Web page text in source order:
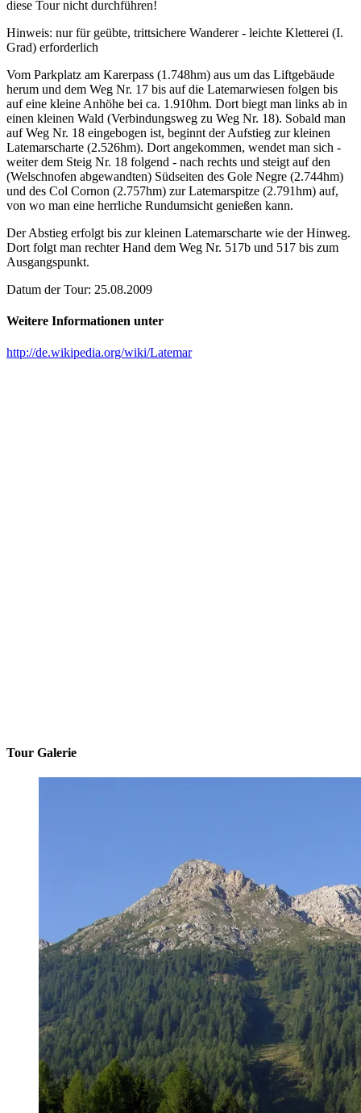
diese Tour nicht durchführen!
Hinweis: nur für geübte, trittsichere Wanderer - leichte Kletterei (I.
Grad) erforderlich
Vom Parkplatz am Karerpass (1.748hm) aus um das Liftgebäude
herum und dem Weg Nr. 17 bis auf die Latemarwiesen folgen bis
auf eine kleine Anhöhe bei ca. 1.910hm. Dort biegt man links ab in
einen kleinen Wald (Verbindungsweg zu Weg Nr. 18). Sobald man
auf Weg Nr. 18 eingebogen ist, beginnt der Aufstieg zur kleinen
Latemarscharte (2.526hm). Dort angekommen, wendet man sich -
weiter dem Steig Nr. 18 folgend - nach rechts und steigt auf den
(Welschnofen abgewandten) Südseiten des Gole Negre (2.744hm)
und des Col Cornon (2.757hm) zur Latemarspitze (2.791hm) auf,
von wo man eine herrliche Rundumsicht genießen kann.
Der Abstieg erfolgt bis zur kleinen Latemarscharte wie der Hinweg.
Dort folgt man rechter Hand dem Weg Nr. 517b und 517 bis zum
Ausgangspunkt.
Datum der Tour: 25.08.2009
Weitere Informationen unter
http://de.wikipedia.org/wiki/Latemar
Tour Galerie